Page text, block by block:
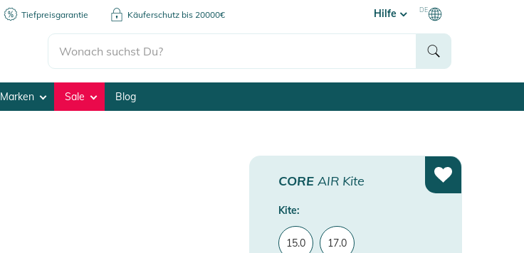
Tiefpreisgarantie Käuferschutz bis 20000€ Hilfe DE
Marken Sale Blog
CORE AIR Kite
Kite:
15.0 17.0